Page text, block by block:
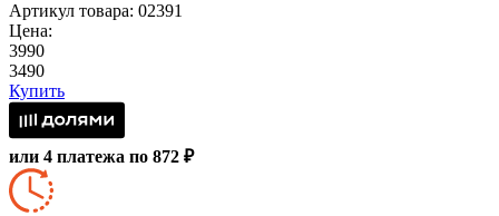
Артикул товара: 02391
Цена:
3990
3490
Купить
или 4 платежа по 872 ₽